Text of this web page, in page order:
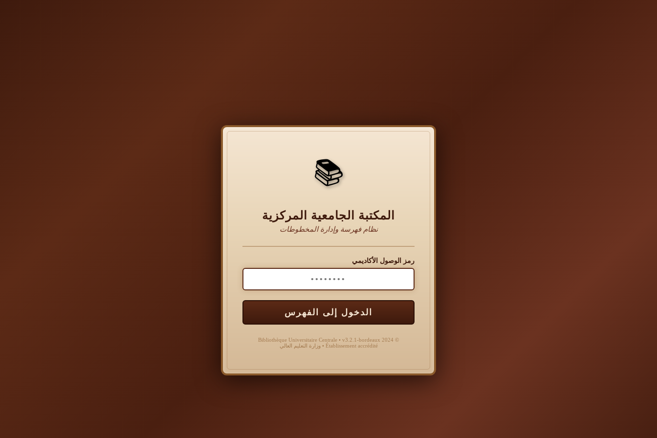
📚
المكتبة الجامعية المركزية
نظام فهرسة وإدارة المخطوطات
رمز الوصول الأكاديمي
الدخول إلى الفهرس
© 2024 Bibliothèque Universitaire Centrale • v3.2.1-bordeaux
Établissement accrédité • وزارة التعليم العالي